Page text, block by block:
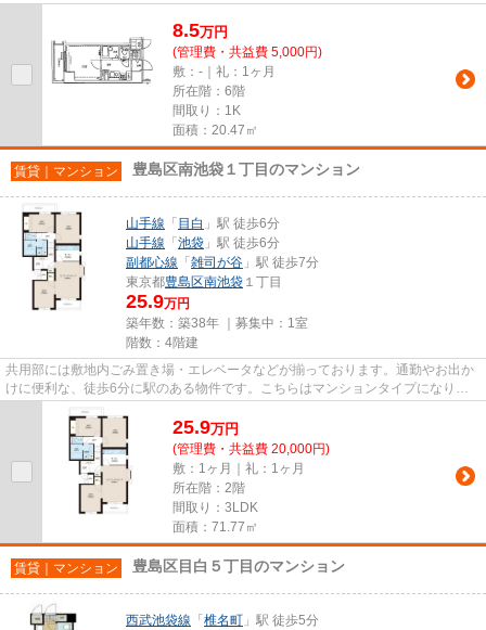
8.5万円
(管理費・共益費 5,000円)
敷：-｜礼：1ヶ月
所在階：6階
間取り：1K
面積：20.47㎡
賃貸｜マンション 豊島区南池袋１丁目のマンション
山手線 「 目白 」駅 徒歩6分
山手線 「 池袋 」駅 徒歩6分
副都心線 「 雑司が谷 」駅 徒歩7分
東京都豊島区南池袋 １丁目
25.9万円
築年数：築38年 ｜募集中： 1室
階数：4階建
共用部には敷地内ごみ置き場・エレベータなどが揃っております。通勤やお出か
けに便利な、徒歩6分に駅のある物件です。こちらはマンションタイプになりま
す。こちらの物件は2沿線を利...
25.9万円
(管理費・共益費 20,000円)
敷：1ヶ月｜礼：1ヶ月
所在階：2階
間取り：3LDK
面積：71.77㎡
賃貸｜マンション 豊島区目白５丁目のマンション
西武池袋線 「 椎名町 」駅 徒歩5分